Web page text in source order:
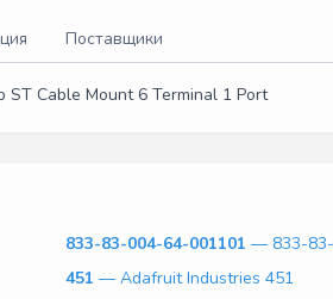
Поставщики
ST Cable Mount 6 Terminal 1 Port
833-83-004-64-001101 — 833-
451 — Adafruit Industries 451